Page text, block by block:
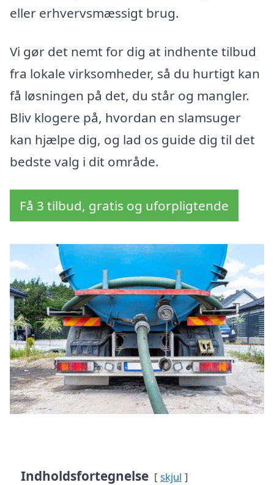
eller erhvervsmæssigt brug.
Vi gør det nemt for dig at indhente tilbud
fra lokale virksomheder, så du hurtigt kan
få løsningen på det, du står og mangler.
Bliv klogere på, hvordan en slamsuger
kan hjælpe dig, og lad os guide dig til det
bedste valg i dit område.
Få 3 tilbud, gratis og uforpligtende
Indholdsfortegnelse skjul